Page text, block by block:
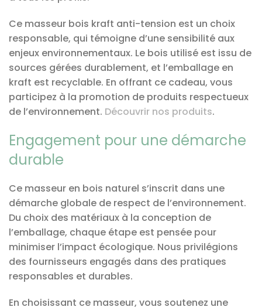
Ce masseur bois kraft anti-tension est un choix
responsable, qui témoigne d’une sensibilité aux
enjeux environnementaux. Le bois utilisé est issu de
sources gérées durablement, et l’emballage en
kraft est recyclable. En offrant ce cadeau, vous
participez à la promotion de produits respectueux
de l’environnement. Découvrir nos produits.
Engagement pour une démarche
durable
Ce masseur en bois naturel s’inscrit dans une
démarche globale de respect de l’environnement.
Du choix des matériaux à la conception de
l’emballage, chaque étape est pensée pour
minimiser l’impact écologique. Nous privilégions
des fournisseurs engagés dans des pratiques
responsables et durables.
En choisissant ce masseur, vous soutenez une